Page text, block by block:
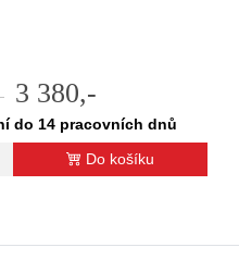
3 380,-
do 14 pracovních dnů
Do košíku